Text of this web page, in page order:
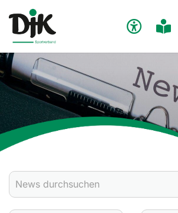
Verband
Aktuelles
Verbands-News
Termine